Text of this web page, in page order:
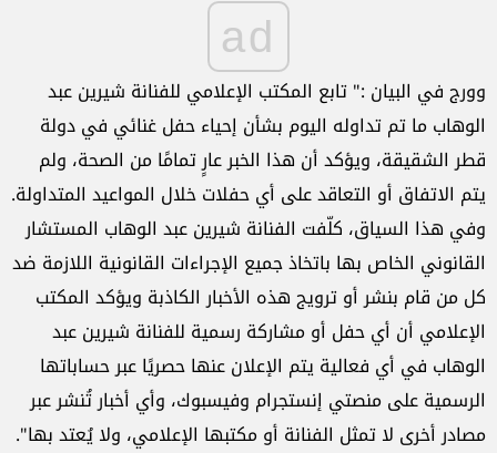
ad
وورج في البيان :" تابع المكتب الإعلامي للفنانة شيرين عبد
الوهاب ما تم تداوله اليوم بشأن إحياء حفل غنائي في دولة
قطر الشقيقة، ويؤكد أن هذا الخبر عارٍ تمامًا من الصحة، ولم
يتم الاتفاق أو التعاقد على أي حفلات خلال المواعيد المتداولة.
وفي هذا السياق، كلّفت الفنانة شيرين عبد الوهاب المستشار
القانوني الخاص بها باتخاذ جميع الإجراءات القانونية اللازمة ضد
كل من قام بنشر أو ترويج هذه الأخبار الكاذبة ويؤكد المكتب
الإعلامي أن أي حفل أو مشاركة رسمية للفنانة شيرين عبد
الوهاب في أي فعالية يتم الإعلان عنها حصريًا عبر حساباتها
الرسمية على منصتي إنستجرام وفيسبوك، وأي أخبار تُنشر عبر
مصادر أخرى لا تمثل الفنانة أو مكتبها الإعلامي، ولا يُعتد بها".